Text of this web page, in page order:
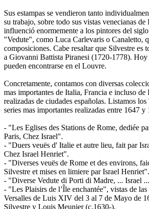
Sus estampas se vendieron tanto
su trabajo, sobre todo sus vistas venecianas de
influenció enormemente a los pintores del
"Vedute", como Luca Carlevaris o Canaletto,
composiciones. Cabe resaltar que Silvestre es
a Giovanni Battista Piranesi (1720-1778). Hoy
pueden encontrarse en el Louvre.
Concretamente, contamos con diversas
mas importantes de Italia, Francia e incluso de
realizadas de ciudades españolas. Listamos
series mas importantes realizadas entre 1647 y
- "Les Eglises des Stations de Rome, dediée
Paris, Chez Israel".
- "Duers veuës d' Italie et autre lieu, fait par
Chez Israel Henriet".
- "Diverses veuës de Rome et des environs,
Silvestre et mises en limiere par Israel Henriet".
- "Diverse Vedute di Porti di Madre, ... Israel
- "Les Plaisirs de l’Île enchantée", vistas de las
Versalles de Luis XIV del 3 al 7 de Mayo de
Silvestre y Louis Meunier (c.1630-).